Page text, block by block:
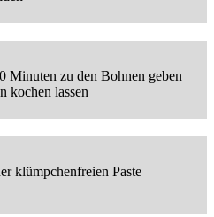
Minuten zu den Bohnen geben
kochen lassen
klümpchenfreien Paste